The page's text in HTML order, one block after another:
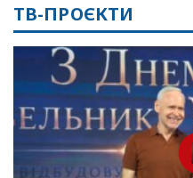
ТВ-ПРОЄКТИ